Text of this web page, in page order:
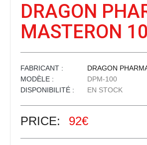
DRAGON
MASTERON
FABRICANT :
DRAGON
MODÈLE :
DPM-100
DISPONIBILITÉ :
EN STOCK
PRICE: 92€